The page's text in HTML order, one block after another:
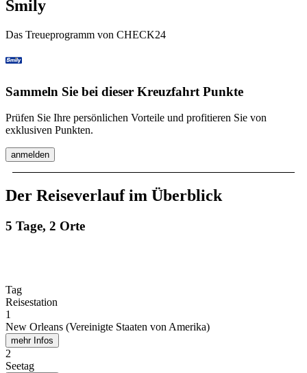
Smily
Das Treueprogramm von CHECK24
Sammeln Sie bei dieser Kreuzfahrt Punkte
Prüfen Sie Ihre persönlichen Vorteile und profitieren Sie von
exklusiven Punkten.
anmelden
Der Reiseverlauf im Überblick
5 Tage, 2 Orte
Tag
Reisestation
1
New Orleans (Vereinigte Staaten von Amerika)
mehr Infos
2
Seetag